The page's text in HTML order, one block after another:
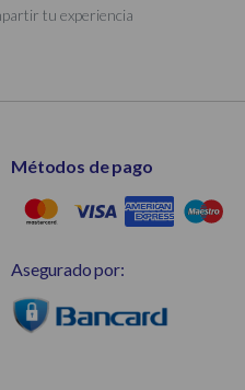
tu experiencia
Métodos de pago
Asegurado por: